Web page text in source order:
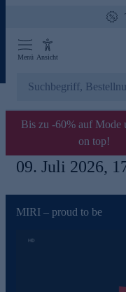
Menü Ansicht
Bis zu -60% auf Mode
on top!
09. Juli 2026,
MIRI – proud to be